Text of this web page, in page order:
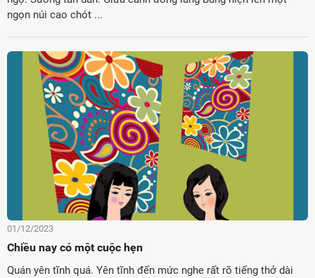
ngọn núi cao chót ...
01/12/2023
Chiều nay có một cuộc hẹn
Quán yên tĩnh quá. Yên tĩnh đến mức nghe rất rõ tiếng thở dài